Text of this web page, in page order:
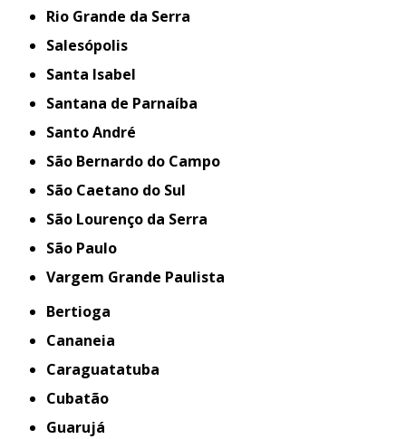
Rio Grande da Serra
Salesópolis
Santa Isabel
Santana de Parnaíba
Santo André
São Bernardo do Campo
São Caetano do Sul
São Lourenço da Serra
São Paulo
Vargem Grande Paulista
Bertioga
Cananeia
Caraguatatuba
Cubatão
Guarujá